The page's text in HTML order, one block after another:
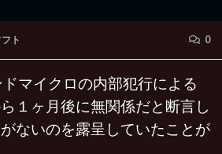
ト 0
マイクロの内部犯行による
１ヶ月後に無関係だと断言し
ないのを露呈していたことが